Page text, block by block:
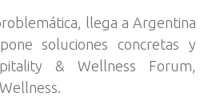
llega a Argentina
soluciones concretas y
& Wellness Forum,